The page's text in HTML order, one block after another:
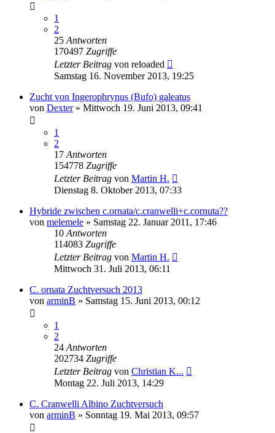
1
2
25 Antworten
170497 Zugriffe
Letzter Beitrag von reloaded
Samstag 16. November 2013, 19:25
Zucht von Ingerophrynus (Bufo) galeatus
von Dexter» Mittwoch 19. Juni 2013, 09:41
1
2
17 Antworten
154778 Zugriffe
Letzter Beitrag von Martin H.
Dienstag 8. Oktober 2013, 07:33
Hybride zwischen c.ornata/c.cranwelli+c.cornuta??
von melemele » Samstag 22. Januar 2011, 17:46
10 Antworten
114083 Zugriffe
Letzter Beitrag von Martin H.
Mittwoch 31. Juli 2013, 06:11
C. ornata Zuchtversuch 2013
von arminB » Samstag 15. Juni 2013, 00:12
1
2
24 Antworten
202734 Zugriffe
Letzter Beitrag von Christian K...
Montag 22. Juli 2013, 14:29
C. Cranwelli Albino Zuchtversuch
von arminB » Sonntag 19. Mai 2013, 09:57